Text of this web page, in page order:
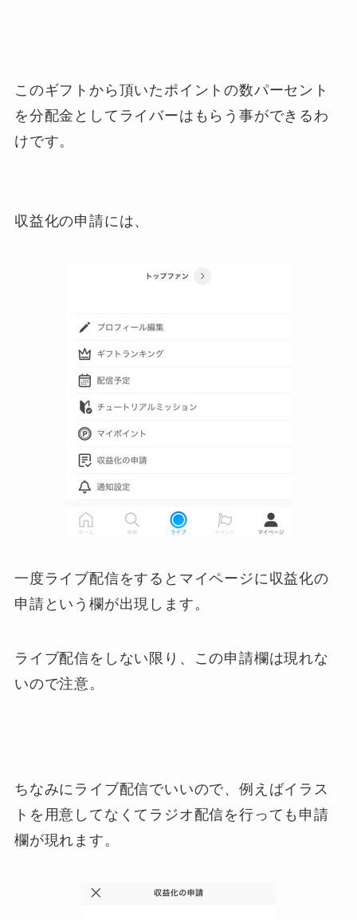
このギフトから頂いたポイントの数パーセント
を分配金としてライバーはもらう事ができるわ
けです。
収益化の申請には、
一度ライブ配信をするとマイページに収益化の
申請という欄が出現します。
ライブ配信をしない限り、この申請欄は現れな
いので注意。
ちなみにライブ配信でいいので、例えばイラス
トを用意してなくてラジオ配信を行っても申請
欄が現れます。